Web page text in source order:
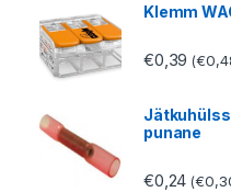
Klemm
€0,39 (€
punane
€0,24 (€